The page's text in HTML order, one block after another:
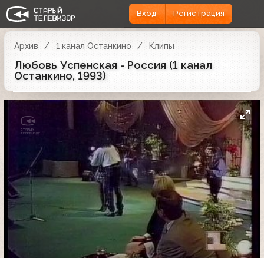
Вход Регистрация
Архив 1 канал Останкино Клипы
Любовь Успенская - Россия (1 канал
Останкино, 1993)